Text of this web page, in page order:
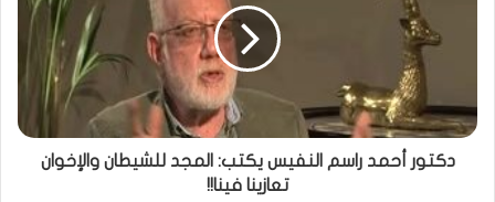
دكتور أحمد راسم النفيس يكتب: المجد للشيطان والإخوان
تعازينا فينا!!